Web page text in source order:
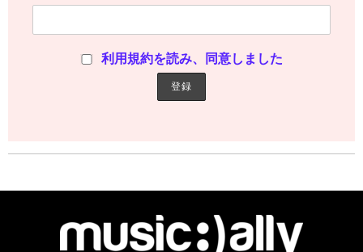
利用規約を読み、同意しました